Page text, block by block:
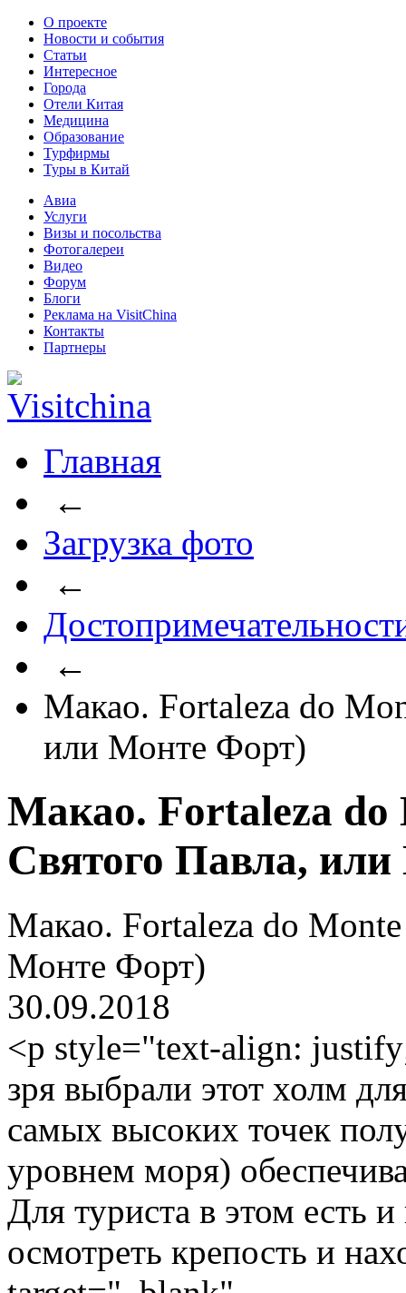
О проекте
Новости и события
Статьи
Интересное
Города
Отели Китая
Медицина
Образование
Турфирмы
Туры в Китай
Авиа
Услуги
Визы и посольства
Фотогалереи
Видео
Форум
Блоги
Реклама на VisitChina
Контакты
Партнеры
Главная
←
Загрузка фото
←
←
Макао. Fortaleza do
или Монте Форт)
Макао. Fortaleza do
Святого Павла,
Макао. Fortaleza do
Монте Форт)
30.09.2018
<p style="text-align:
зря выбрали этот холм
самых высоких точек
уровнем моря)
Для туриста в этом есть
осмотреть крепость и